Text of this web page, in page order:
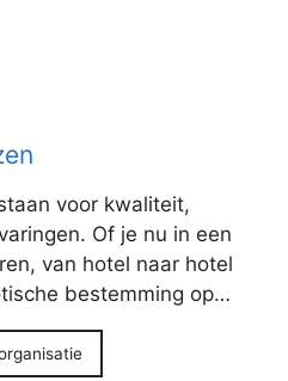
voor kwaliteit,
Of je nu in een
van hotel naar hotel
bestemming op…